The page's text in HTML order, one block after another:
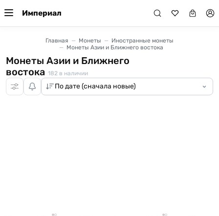
Империал
Главная Монеты
Иностранные монеты
Монеты Азии и Ближнего востока
Монеты Азии и Ближнего
востока 182 в наличии